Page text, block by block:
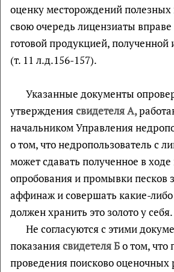
оценку месторождений
свою очередь лицензиаты
готовой продукцией, полученной
(т. 11 л.д.156-157).
Указанные документы
утверждениясвидетеля А,
начальником Управления
о том, что недропользователь с
может сдавать полученное в ходе
опробования и промывки песков
аффинаж и совершать какие-
должен хранить это золото у себя.
Не согласуются с этими
показаниясвидетеля Бо том, что
проведения поисково­ оценочных